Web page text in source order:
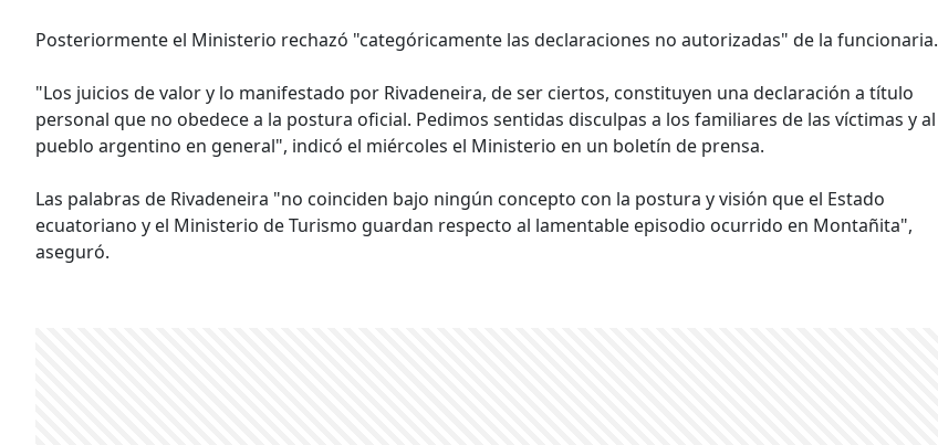
Posteriormente el Ministerio rechazó "categóricamente las declaraciones no autorizadas" de la funcionaria.
"Los juicios de valor y lo manifestado por Rivadeneira, de ser ciertos, constituyen una declaración a título
personal que no obedece a la postura oficial. Pedimos sentidas disculpas a los familiares de las víctimas y al
pueblo argentino en general", indicó el miércoles el Ministerio en un boletín de prensa.
Las palabras de Rivadeneira "no coinciden bajo ningún concepto con la postura y visión que el Estado
ecuatoriano y el Ministerio de Turismo guardan respecto al lamentable episodio ocurrido en Montañita",
aseguró.